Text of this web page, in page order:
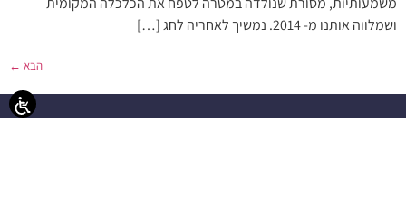
ושמלווה אותנו מ- 2014. נמשיך לאחריה לחג […]
הבא ←